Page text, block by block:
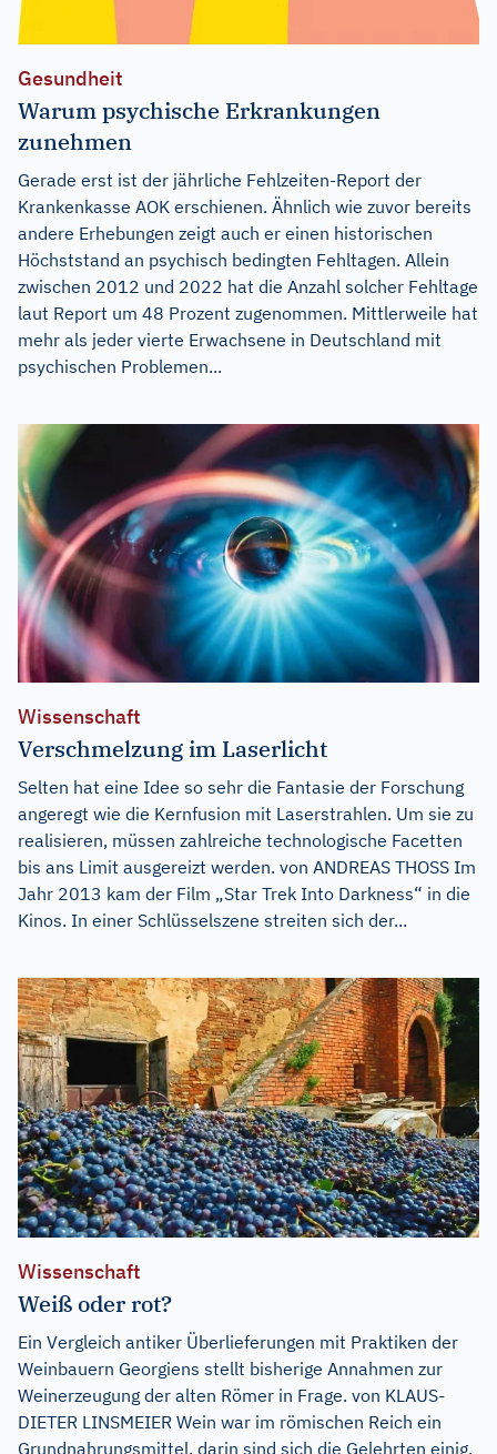
Gesundheit
Warum psychische Erkrankungen
zunehmen
Gerade erst ist der jährliche Fehlzeiten-Report der
Krankenkasse AOK erschienen. Ähnlich wie zuvor bereits
andere Erhebungen zeigt auch er einen historischen
Höchststand an psychisch bedingten Fehltagen. Allein
zwischen 2012 und 2022 hat die Anzahl solcher Fehltage
laut Report um 48 Prozent zugenommen. Mittlerweile hat
mehr als jeder vierte Erwachsene in Deutschland mit
psychischen Problemen...
Wissenschaft
Verschmelzung im Laserlicht
Selten hat eine Idee so sehr die Fantasie der Forschung
angeregt wie die Kernfusion mit Laserstrahlen. Um sie zu
realisieren, müssen zahlreiche technologische Facetten
bis ans Limit ausgereizt werden. von ANDREAS THOSS Im
Jahr 2013 kam der Film „Star Trek Into Darkness“ in die
Kinos. In einer Schlüsselszene streiten sich der...
Wissenschaft
Weiß oder rot?
Ein Vergleich antiker Überlieferungen mit Praktiken der
Weinbauern Georgiens stellt bisherige Annahmen zur
Weinerzeugung der alten Römer in Frage. von KLAUS-
DIETER LINSMEIER Wein war im römischen Reich ein
Grundnahrungsmittel, darin sind sich die Gelehrten einig.